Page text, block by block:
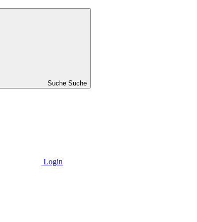
Suche Suche
Login